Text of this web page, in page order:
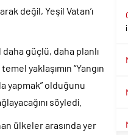
değil, Yeşil Vatan’ı
daha güçlü, daha planlı
yaklaşımın “Yangın
yapmak” olduğunu
söyledi.
ülkeler arasında yer